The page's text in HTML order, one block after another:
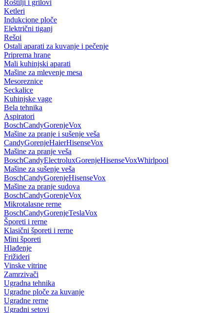
Roštilji i grilovi
Ketleri
Indukcione ploče
Električni tiganj
Rešoi
Ostali aparati za kuvanje i pečenje
Priprema hrane
Mali kuhinjski aparati
Mašine za mlevenje mesa
Mesoreznice
Seckalice
Kuhinjske vage
Bela tehnika
Aspiratori
BoschCandyGorenjeVox
Mašine za pranje i sušenje veša
CandyGorenjeHaierHisenseVox
Mašine za pranje veša
BoschCandyElectroluxGorenjeHisenseVoxWhirlpool
Mašine za sušenje veša
BoschCandyGorenjeHisenseVox
Mašine za pranje sudova
BoschCandyGorenjeVox
Mikrotalasne rerne
BoschCandyGorenjeTeslaVox
Šporeti i rerne
Klasični šporeti i rerne
Mini šporeti
Hlađenje
Frižideri
Vinske vitrine
Zamrzivači
Ugradna tehnika
Ugradne ploče za kuvanje
Ugradne rerne
Ugradni setovi